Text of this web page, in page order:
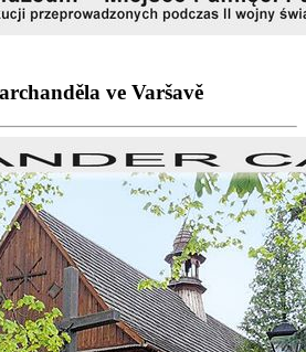
ve Varšavě